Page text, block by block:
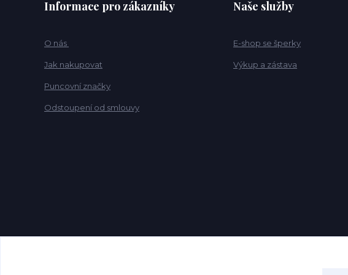
Informace pro zákazníky
O nás
Jak nakupovat
Puncovní značky
Odstoupení od smlouvy
Naše služby
E-shop se šperky
Výkup a zástava